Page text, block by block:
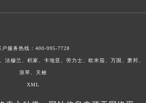
户服务热线： 400-995-7728
法穆兰、积家、卡地亚、劳力士、欧米茄、万国、萧邦、
浪琴、天梭
XML